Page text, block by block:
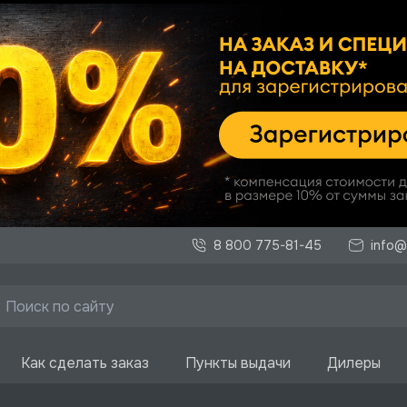
8 800 775-81-45
Как сделать заказ Пункты выдачи Дилеры